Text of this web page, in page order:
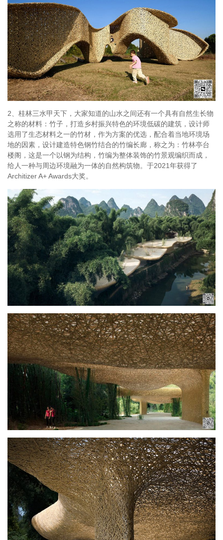
2、桂林三水甲天下，大家知道的山水之间还有一个具有自然生长物
之称的材料：竹子，打造乡村振兴特色的环境低碳的建筑，设计师
选用了生态材料之一的竹材，作为方案的优选，配合着当地环境场
地的因素，设计建造特色钢竹结合的竹编长廊，称之为：竹林亭台
楼阁，这是一个以钢为结构，竹编为整体装饰的竹景观编织而成，
给人一种与周边环境融为一体的自然构筑物。于2021年获得了
Architizer A+ Awards大奖。